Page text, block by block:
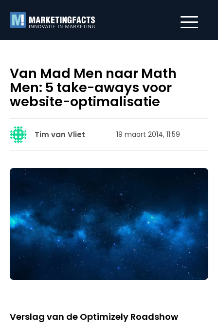
Van Mad Men naar Math
Men: 5 take-aways voor
website-optimalisatie
Tim van Vliet 19 maart 2014, 11:59
Verslag van de Optimizely Roadshow